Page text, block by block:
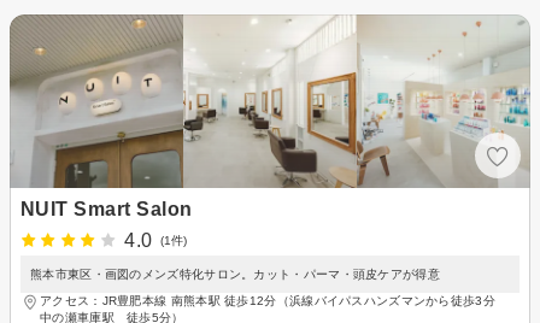
NUIT Smart Salon
4.0
(1件)
熊本市東区・画図のメンズ特化サロン。カット・パーマ・頭皮ケアが得意
アクセス：JR豊肥本線 南熊本駅 徒歩12分（浜線バイパスハンズマンから徒歩3分
中の瀬車庫駅 徒歩5分）